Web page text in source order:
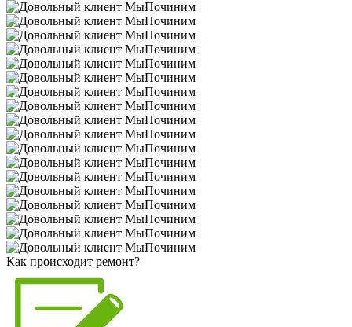
Как происходит ремонт?